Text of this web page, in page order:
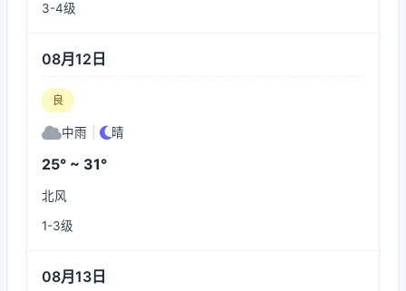
3-4级
08月12日
良
中雨 晴
25° ~ 31°
北风
1-3级
08月13日